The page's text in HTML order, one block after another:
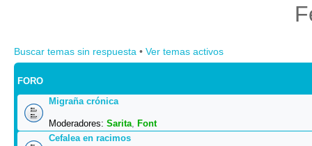
Buscar temas sin respuesta • Ver temas activos
FORO
Migraña crónica
Moderadores: Sarita, Font
Cefalea en racimos